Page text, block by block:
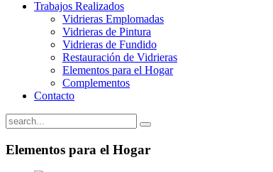
Trabajos Realizados
Vidrieras Emplomadas
Vidrieras de Pintura
Vidrieras de Fundido
Restauración de Vidrieras
Elementos para el Hogar
Complementos
Contacto
Elementos para el Hogar